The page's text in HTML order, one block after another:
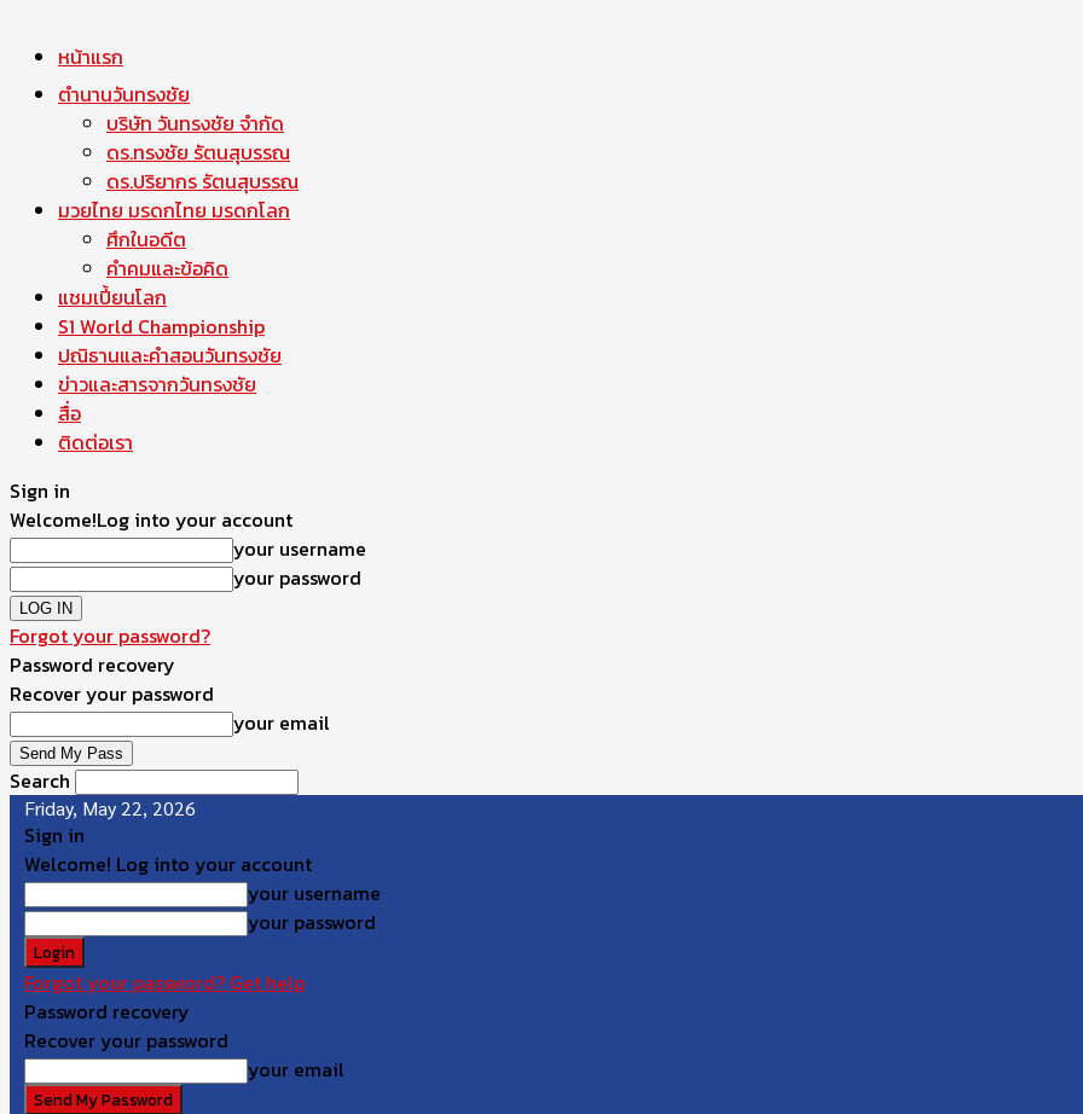
หน้าแรก
ตำนานวันทรงชัย
บริษัท วันทรงชัย จำกัด
ดร.ทรงชัย รัตนสุบรรณ
ดร.ปริยากร รัตนสุบรรณ
มวยไทย มรดกไทย มรดกโลก
ศึกในอดีต
คำคมและข้อคิด
แชมเปี้ยนโลก
S1 World Championship
ปณิธานและคำสอนวันทรงชัย
ข่าวและสารจากวันทรงชัย
สื่อ
ติดต่อเรา
Sign in
Welcome!Log into your account
your username
your password
Forgot your password?
Password recovery
Recover your password
your email
Search
Friday, May 22, 2026
Sign in
Welcome! Log into your account
your username
your password
Forgot your password? Get help
Password recovery
Recover your password
your email